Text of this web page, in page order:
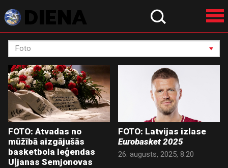
FOTO: Atvadas no
mūžībā aizgājušās
basketbola leģendas
Uļjanas Semjonovas
FOTO: Latvijas izlase
Eurobasket 2025
26. augusts, 2025, 8:20